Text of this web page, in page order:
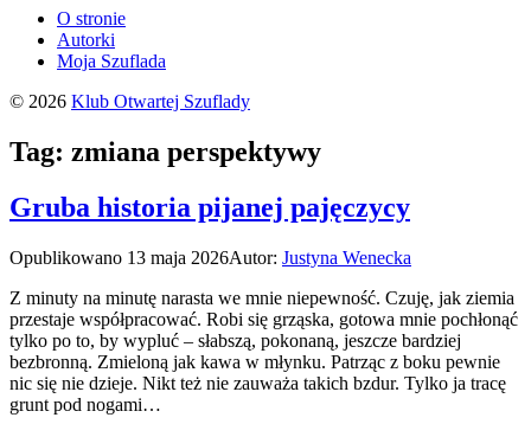
O stronie
Autorki
Moja Szuflada
© 2026 Klub Otwartej Szuflady
Tag: zmiana perspektywy
Gruba historia pijanej pajęczycy
Opublikowano 13 maja 2026Autor: Justyna Wenecka
Z minuty na minutę narasta we mnie niepewność. Czuję, jak ziemia
przestaje współpracować. Robi się grząska, gotowa mnie pochłonąć
tylko po to, by wypluć – słabszą, pokonaną, jeszcze bardziej
bezbronną. Zmieloną jak kawa w młynku. Patrząc z boku pewnie
nic się nie dzieje. Nikt też nie zauważa takich bzdur. Tylko ja tracę
grunt pod nogami…